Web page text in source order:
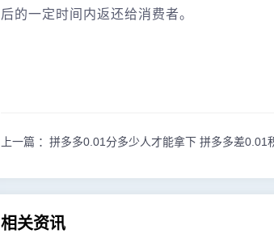
后的一定时间内返还给消费者。
上一篇 ： 拼多多0.01分多少人才能拿下 拼多多差0.01
相关资讯